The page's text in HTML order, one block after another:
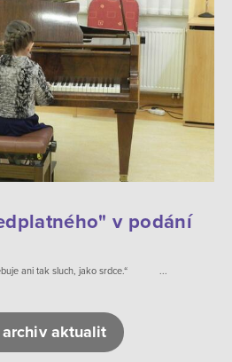
v podání
ani tak sluch, jako srdce.“ ...
aktualit